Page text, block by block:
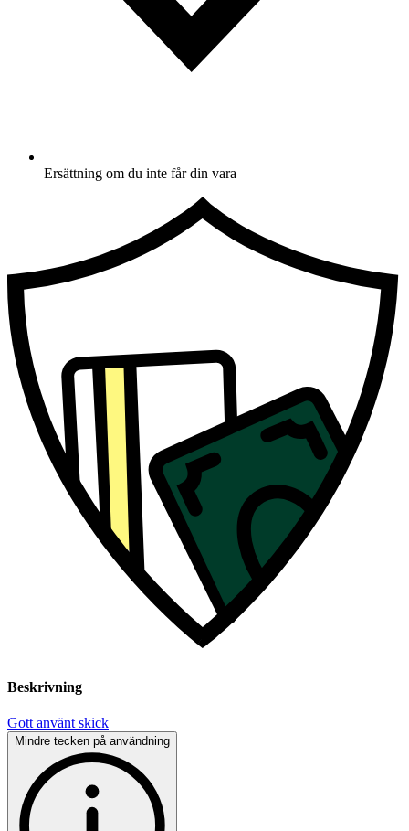
Ersättning om du inte får din vara
Beskrivning
Gott använt skick
Mindre tecken på användning